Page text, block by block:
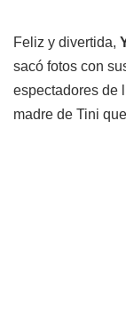
Feliz y divertida,
sacó fotos con
espectadores de
madre de Tini